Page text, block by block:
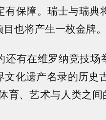
有保障。瑞士与瑞
也将产生一枚金牌。
有在维罗纳竞技场
文化遗产名录的历史
育、艺术与人类之